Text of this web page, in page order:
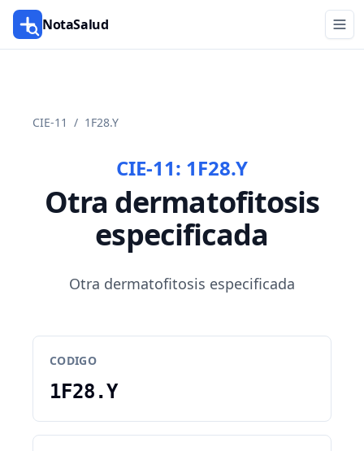
NotaSalud
CIE-11 / 1F28.Y
CIE-11: 1F28.Y
Otra dermatofitosis
especificada
Otra dermatofitosis especificada
CODIGO
1F28.Y